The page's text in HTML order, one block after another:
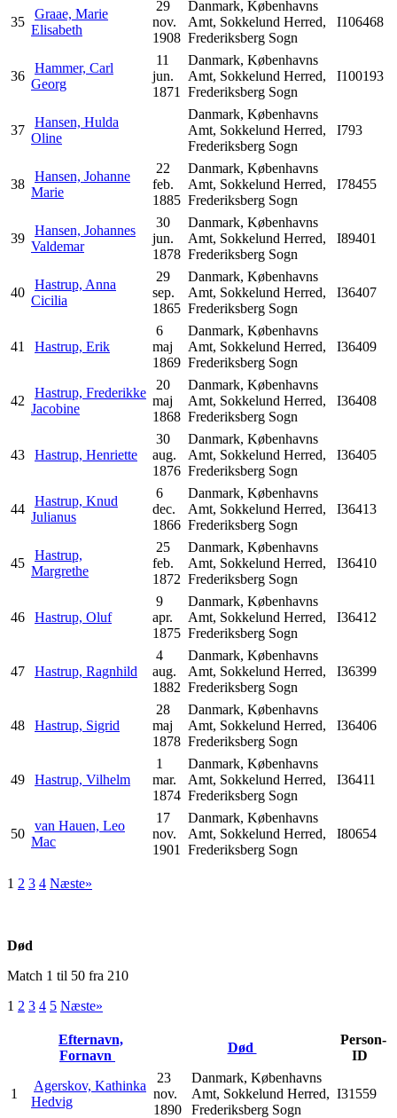
35
Graae, Marie
Elisabeth
29
nov.
1908
Danmark, Københavns
Amt, Sokkelund Herred,
Frederiksberg Sogn
I106468
36
Hammer, Carl
Georg
11
jun.
1871
Danmark, Københavns
Amt, Sokkelund Herred,
Frederiksberg Sogn
I100193
37
Hansen, Hulda
Oline
Danmark, Københavns
Amt, Sokkelund Herred,
Frederiksberg Sogn
I793
38
Hansen, Johanne
Marie
22
feb.
1885
Danmark, Københavns
Amt, Sokkelund Herred,
Frederiksberg Sogn
I78455
39
Hansen, Johannes
Valdemar
30
jun.
1878
Danmark, Københavns
Amt, Sokkelund Herred,
Frederiksberg Sogn
I89401
40
Hastrup, Anna
Cicilia
29
sep.
1865
Danmark, Københavns
Amt, Sokkelund Herred,
Frederiksberg Sogn
I36407
41 Hastrup, Erik
6
maj
1869
Danmark, Københavns
Amt, Sokkelund Herred,
Frederiksberg Sogn
I36409
42
Hastrup, Frederikke
Jacobine
20
maj
1868
Danmark, Københavns
Amt, Sokkelund Herred,
Frederiksberg Sogn
I36408
43 Hastrup, Henriette
30
aug.
1876
Danmark, Københavns
Amt, Sokkelund Herred,
Frederiksberg Sogn
I36405
44
Hastrup, Knud
Julianus
6
dec.
1866
Danmark, Københavns
Amt, Sokkelund Herred,
Frederiksberg Sogn
I36413
45
Hastrup,
Margrethe
25
feb.
1872
Danmark, Københavns
Amt, Sokkelund Herred,
Frederiksberg Sogn
I36410
46 Hastrup, Oluf
9
apr.
1875
Danmark, Københavns
Amt, Sokkelund Herred,
Frederiksberg Sogn
I36412
47 Hastrup, Ragnhild
4
aug.
1882
Danmark, Københavns
Amt, Sokkelund Herred,
Frederiksberg Sogn
I36399
48 Hastrup, Sigrid
28
maj
1878
Danmark, Københavns
Amt, Sokkelund Herred,
Frederiksberg Sogn
I36406
49 Hastrup, Vilhelm
1
mar.
1874
Danmark, Københavns
Amt, Sokkelund Herred,
Frederiksberg Sogn
I36411
50
van Hauen, Leo
Mac
17
nov.
1901
Danmark, Københavns
Amt, Sokkelund Herred,
Frederiksberg Sogn
I80654
1 2 3 4 Næste»
Død
Match 1 til 50 fra 210
1 2 3 4 5 Næste»
Efternavn,
Fornavn
Død
Person-
ID
1
Agerskov, Kathinka
Hedvig
23
nov.
1890
Danmark, Københavns
Amt, Sokkelund Herred,
Frederiksberg Sogn
I31559